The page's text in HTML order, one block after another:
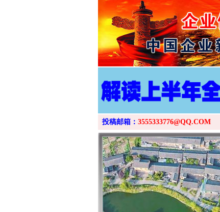
投稿邮箱： 3555333776@QQ.COM